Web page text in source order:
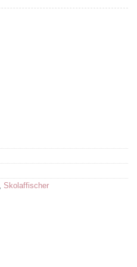
Skolaffischer